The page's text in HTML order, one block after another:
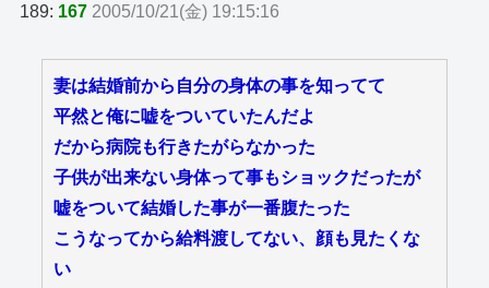
189: 167 2005/10/21(金) 19:15:16
妻は結婚前から自分の身体の事を知ってて
平然と俺に嘘をついていたんだよ
だから病院も行きたがらなかった
子供が出来ない身体って事もショックだったが
嘘をついて結婚した事が一番腹たった
こうなってから給料渡してない、顔も見たくな
い